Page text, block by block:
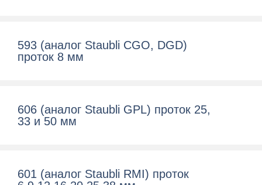
593 (аналог Staubli CGO, DGD)
проток 8 мм
606 (аналог Staubli GPL) проток 25,
33 и 50 мм
601 (аналог Staubli RMI) проток